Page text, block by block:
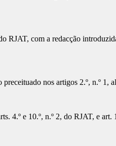
RJAT, com a redacção
nos artigos 2.º, n.º 1,
4.º e 10.º, n.º 2, do RJAT, e